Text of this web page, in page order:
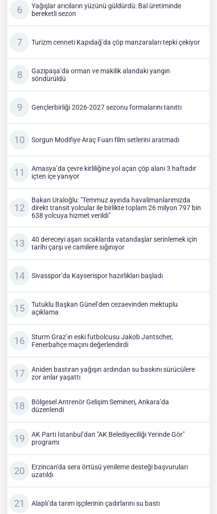
Yağışlar arıcıların yüzünü güldürdü: Bal üretiminde
bereketli sezon
Turizm cenneti Kapıdağ’da çöp manzaraları tepki çekiyor
Gazipaşa’da orman ve makilik alandaki yangın
söndürüldü
Gençlerbirliği 2026-2027 sezonu formalarını tanıttı
Sorgun Modifiye Araç Fuarı film setlerini aratmadı
Amasya’da çevre kirliliğine yol açan çöp alanı 3 haftadır
içten içe yanıyor
Bakan Uraloğlu: "Temmuz ayında havalimanlarımızda
direkt transit yolcular ile birlikte toplam 26 milyon 797 bin
638 yolcuya hizmet verildi"
40 dereceyi aşan sıcaklarda vatandaşlar serinlemek için
tarihi çarşı ve camilere sığınıyor
Sivasspor’da Kayserispor hazırlıkları başladı
Tutuklu Başkan Günel’den cezaevinden mektuplu
açıklama
Sturm Graz’ın eski futbolcusu Jakob Jantscher,
Fenerbahçe maçını değerlendirdi
Aniden bastıran yağışın ardından su baskını sürücülere
zor anlar yaşattı
Bölgesel Antrenör Gelişim Semineri, Ankara’da
düzenlendi
AK Parti İstanbul’dan "AK Belediyeciliği Yerinde Gör"
programı
Erzincan'da sera örtüsü yenileme desteği başvuruları
uzatıldı
Alaplı’da tarım işçilerinin çadırlarını su bastı